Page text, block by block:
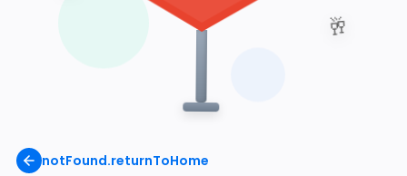
notFound.returnToHome
🥂